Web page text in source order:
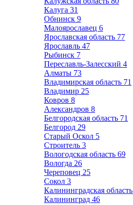
Калуга 31
Обнинск 9
Малоярославец 6
Ярославская область 77
Ярославль 47
Рыбинск 7
Переславль-Залесский 4
Алматы 73
Владимирская область 71
Владимир 25
Ковров 8
Александров 8
Белгородская область 71
Белгород 29
Старый Оскол 5
Строитель 3
Вологодская область 69
Вологда 26
Череповец 25
Сокол 3
Калининградская область
Калининград 46